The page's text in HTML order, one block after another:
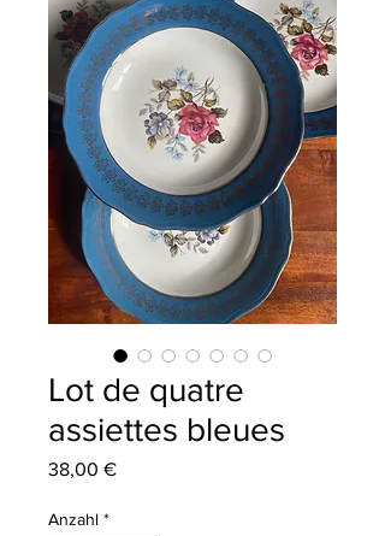
Lot de quatre
assiettes bleues
38,00 €Preis
Anzahl *